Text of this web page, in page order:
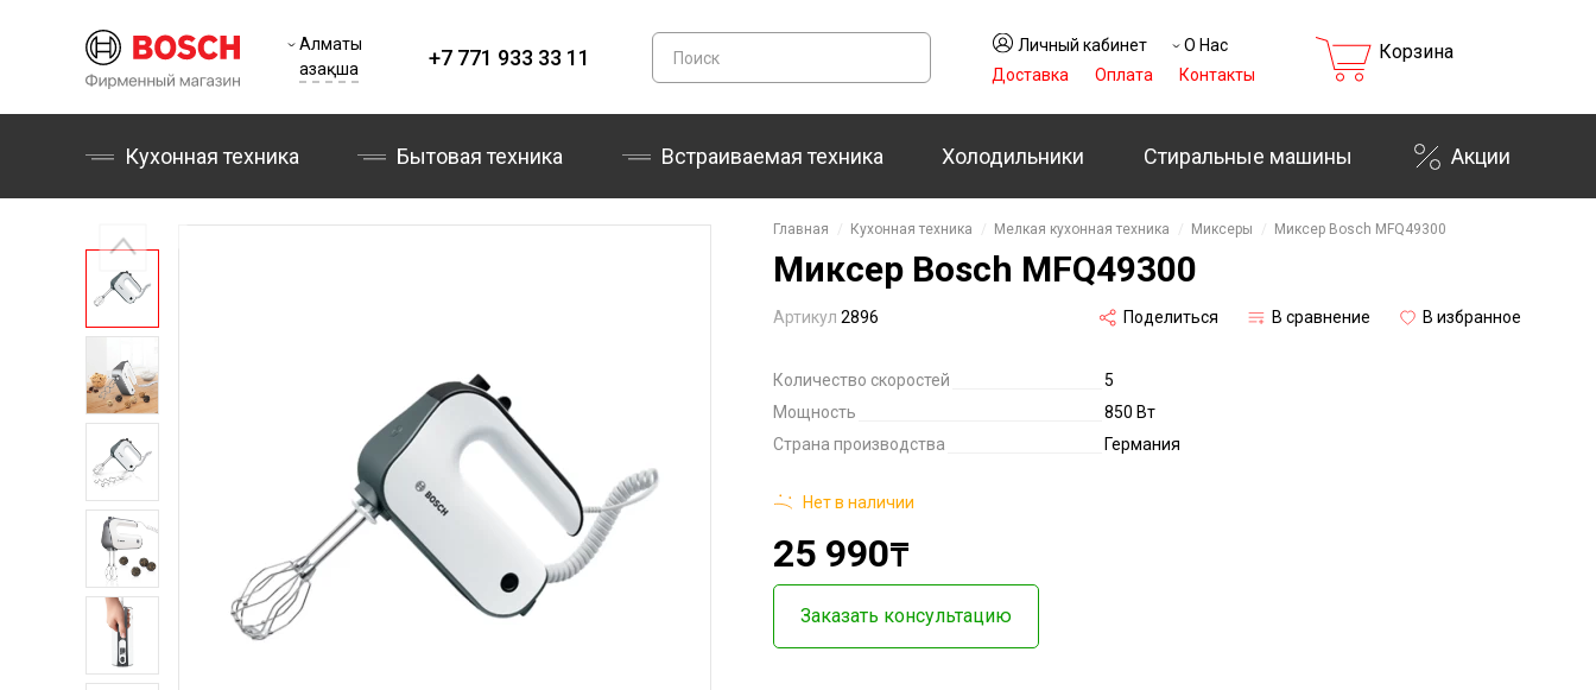
Алматы
Қазақша
+7 771 933 33 11
Личный кабинет
О Нас
Доставка
Оплата Контакты
Корзина
Кухонная техника Бытовая техника Холодильники Стиральные машины
Встраиваемая техника Акции
Главная Кухонная техника Мелкая кухонная техника Миксеры Миксер Bosch MFQ49300
Миксер Bosch MFQ49300
Артикул 2896 Поделиться В сравнение В избранное
Количество скоростей
5
Мощность
850 Вт
Страна производства
Германия
Нет в наличии
25 990₸
Заказать консультацию